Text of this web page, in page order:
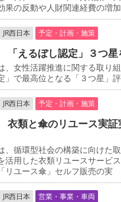
果の反動や人財関連経費の増加
JR西日本 予定・計画・施策
「えるぼし認定」３つ星
、女性活躍推進に関する取り
」で最高位となる「３つ星」
JR西日本 予定・計画・施策
衣類と傘のリユース実
、循環型社会の構築に向けた
活用した衣類リユースサービ
リユース傘」セルフ販売の実
JR西日本 営業・事業・車両